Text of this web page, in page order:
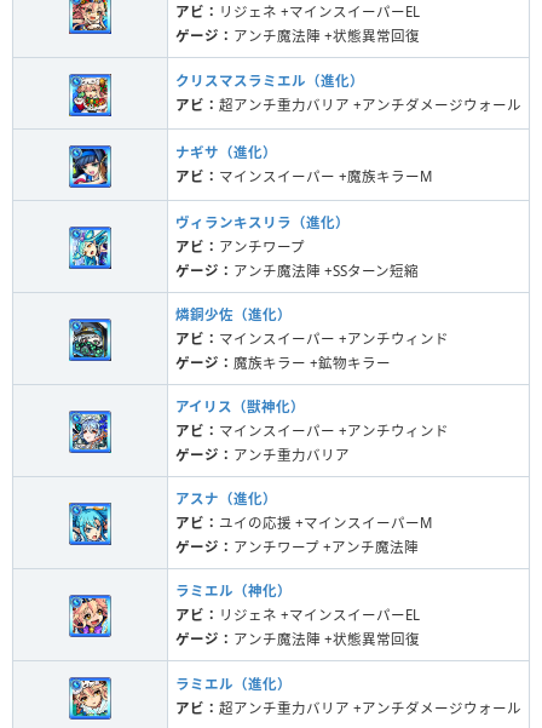
アビ： リジェネ +マインスイーパーEL
ゲージ： アンチ魔法陣 +状態異常回復
クリスマスラミエル（進化）
アビ： 超アンチ重力バリア +アンチダメージウォール
ナギサ（進化）
アビ： マインスイーパー +魔族キラーM
ヴィランキスリラ（進化）
アビ： アンチワープ
ゲージ： アンチ魔法陣 +SSターン短縮
燐銅少佐（進化）
アビ： マインスイーパー +アンチウィンド
ゲージ： 魔族キラー +鉱物キラー
アイリス（獣神化）
アビ： マインスイーパー +アンチウィンド
ゲージ： アンチ重力バリア
アスナ（進化）
アビ： ユイの応援 +マインスイーパーM
ゲージ： アンチワープ +アンチ魔法陣
ラミエル（神化）
アビ： リジェネ +マインスイーパーEL
ゲージ： アンチ魔法陣 +状態異常回復
ラミエル（進化）
アビ： 超アンチ重力バリア +アンチダメージウォール